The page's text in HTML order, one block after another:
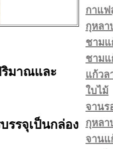
มาณและ
รรจุเป็นกล่อง
กาแฟ
กุหลา
ชามแ
ชามแ
แก้วล
ใบไม้
จานร
กุหลา
จานแ